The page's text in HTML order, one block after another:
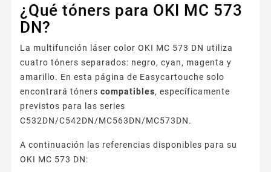
¿Qué tóners para OKI MC 573
DN?
La multifunción láser color OKI MC 573 DN utiliza
cuatro tóners separados: negro, cyan, magenta y
amarillo. En esta página de Easycartouche solo
encontrará tóners compatibles, específicamente
previstos para las series
C532DN/C542DN/MC563DN/MC573DN.
A continuación las referencias disponibles para su
OKI MC 573 DN: